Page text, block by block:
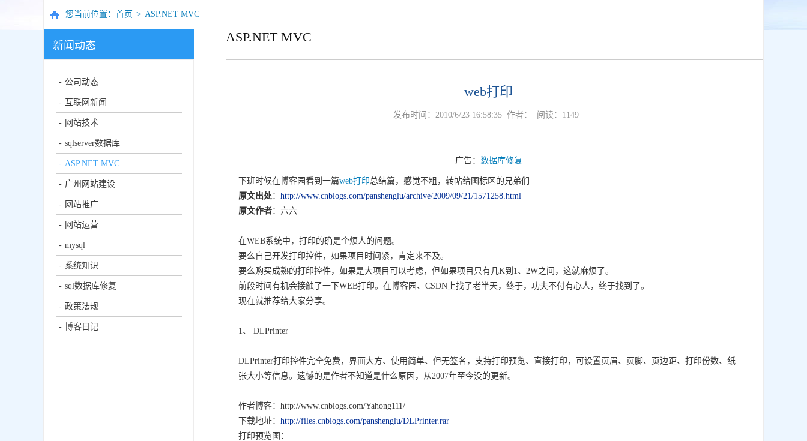
您当前位置： 首页 > ASP.NET MVC
新闻动态
公司动态
互联网新闻
网站技术
sqlserver数据库
ASP.NET MVC
广州网站建设
网站推广
网站运营
mysql
系统知识
sql数据库修复
政策法规
博客日记
ASP.NET MVC
web打印
发布时间：2010/6/23 16:58:35 作者： 阅读：1149
广告： 数据库修复
下班时候在博客园看到一篇web打印总结篇，感觉不粗，转帖给图标区的兄弟们
原文出处： http://www.cnblogs.com/panshenglu/archive/2009/09/21/1571258.html
原文作者：六六
在WEB系统中，打印的确是个烦人的问题。
要么自己开发打印控件，如果项目时间紧，肯定来不及。
要么购买成熟的打印控件，如果是大项目可以考虑，但如果项目只有几K到1、2W之间，这就麻烦了。
前段时间有机会接触了一下WEB打印。在博客园、CSDN上找了老半天，终于，功夫不付有心人，终于找到了。
现在就推荐给大家分享。
1、 DLPrinter
DLPrinter打印控件完全免费，界面大方、使用简单、但无签名，支持打印预览、直接打印，可设置页眉、页脚、页边距、打印份数、纸
张大小等信息。遗憾的是作者不知道是什么原因，从2007年至今没的更新。
作者博客：http://www.cnblogs.com/Yahong111/
下载地址： http://files.cnblogs.com/panshenglu/DLPrinter.rar
打印预览图：